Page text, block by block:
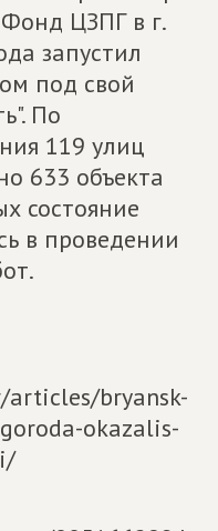
ЦЗПГ в г.
запустил
под свой
По
119 улиц
633 объекта
состояние
в проведении
bryansk-
okazalis-